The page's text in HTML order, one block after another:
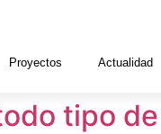
Proyectos Actualidad
tipo